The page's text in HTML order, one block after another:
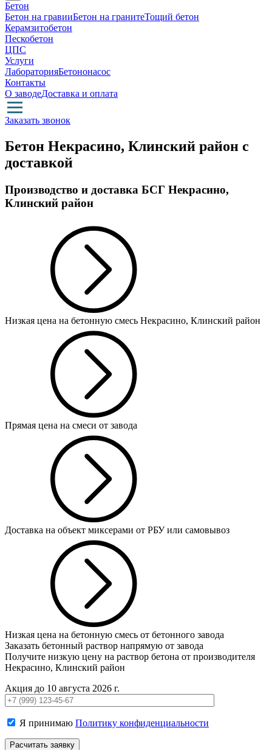
Бетон
Бетон на гравииБетон на гранитеТощий бетон
Керамзитобетон
Пескобетон
ЦПС
Услуги
ЛабораторияБетононасос
Контакты
О заводеДоставка и оплата
Заказать звонок
Бетон Некрасино, Клинский район с
доставкой
Производство и доставка БСГ Некрасино,
Клинский район
Низкая цена на бетонную смесь Некрасино, Клинский район
Прямая цена на смеси от завода
Доставка на объект миксерами от РБУ или самовывоз
Низкая цена на бетонную смесь от бетонного завода
Заказать бетонный раствор напрямую от завода
Получите низкую цену на раствор бетона от производителя
Некрасино, Клинский район
Акция до 10 августа 2026 г.
Я принимаю Политику конфиденциальности